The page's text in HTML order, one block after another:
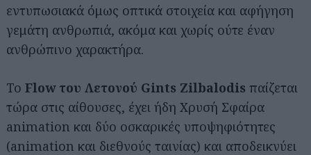
εντυπωσιακά όμως οπτικά στοιχεία και αφήγηση
γεμάτη ανθρωπιά, ακόμα και χωρίς ούτε έναν
ανθρώπινο χαρακτήρα.
Το Flow του Λετονού Gints Zilbalodis παίζεται
τώρα στις αίθουσες, έχει ήδη Χρυσή Σφαίρα
animation και δύο οσκαρικές υποψηφιότητες
(animation και διεθνούς ταινίας) και αποδεικνύει